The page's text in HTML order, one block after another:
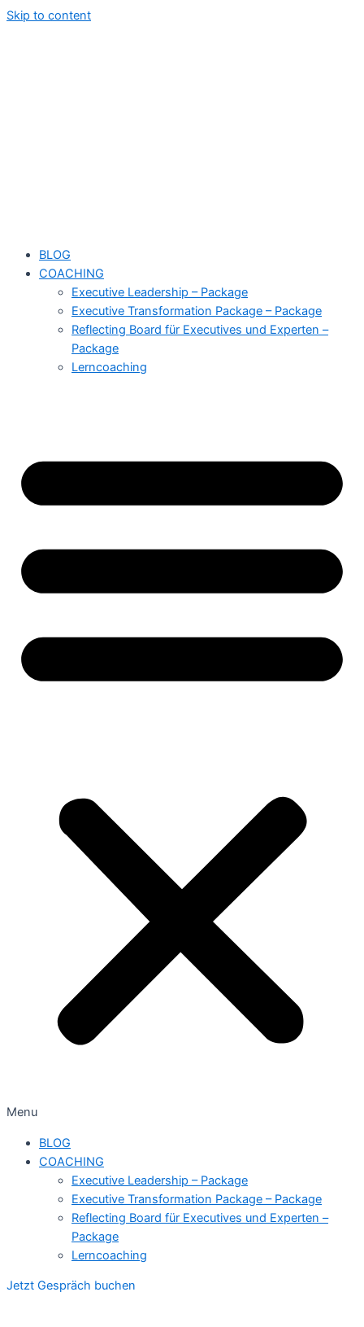
Skip to content
BLOG
COACHING
Executive Leadership – Package
Executive Transformation Package – Package
Reflecting Board für Executives und Experten –
Package
Lerncoaching
Menu
BLOG
COACHING
Executive Leadership – Package
Executive Transformation Package – Package
Reflecting Board für Executives und Experten –
Package
Lerncoaching
Jetzt Gespräch buchen